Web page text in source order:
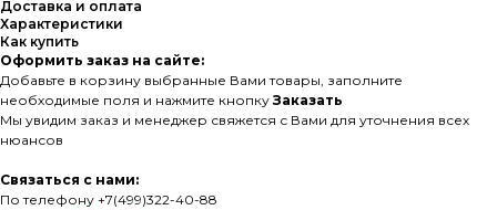
Доставка и оплата
Характеристики
Как купить
Оформить заказ на сайте:
Добавьте в корзину выбранные Вами товары, заполните
необходимые поля и нажмите кнопку Заказать
Мы увидим заказ и менеджер свяжется с Вами для уточнения всех
нюансов
Связаться с нами:
По телефону +7(499)322-40-88